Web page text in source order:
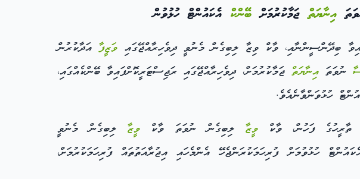
އިނާޔަތްޖަމާކުރުމަށް ބޭންކް އެކައުންޓް ހުޅުވުން
ބިދޭންސީންނާއި، ވާކް ވިޒާ ލިބިގެން މެނުވީ ދިވެހިރާއްޖޭގައި ވަޒީފާއަދާކުރުން
ނުވަތަ އިނާޔަތްޖަމާކުރުމަށް، ދިވެހިރާއްޖޭގައި ރަޖިސްޓަރީކޮށްފައިވާ ބޭންކެއްގައި،
ހުޅުވަންވާނެއެވެ.
ތާރީހުގެ ފަހުން، ވާކްވީޒާ ލިބިގެން ނުވަތަ ވާކް ވީޒާ ލިބިގެން މެނުވީ
ހުޅުވުމަށް ފުރިހަމަކުރަންޖެހޭ އެންމެހައި އިޖުރާއަތުތައް ފުރިހަމަކުރުމަށް،